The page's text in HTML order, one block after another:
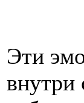
Эти
внутри